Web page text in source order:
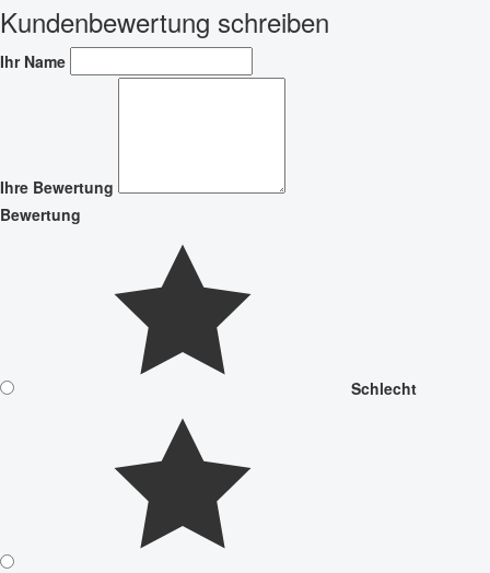
Kundenbewertung schreiben
Ihr Name
Ihre Bewertung
Bewertung
Schlecht